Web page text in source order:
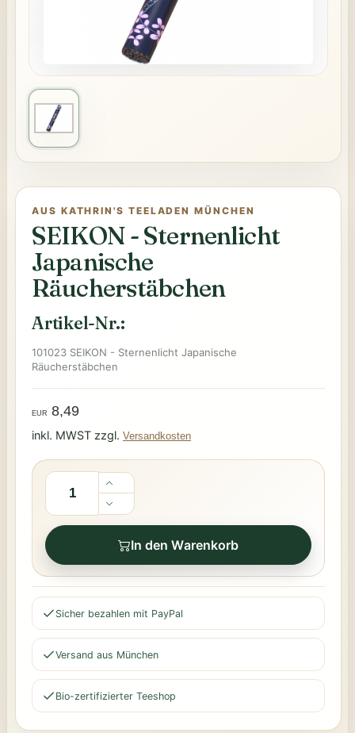
AUS KATHRIN'S TEELADEN MÜNCHEN
SEIKON - Sternenlicht
Japanische
Räucherstäbchen
Artikel-Nr.:
101023 SEIKON - Sternenlicht Japanische
Räucherstäbchen
EUR 8,49
inkl. MWST zzgl. Versandkosten
In den Warenkorb
Sicher bezahlen mit PayPal
Versand aus München
Bio-zertifizierter Teeshop